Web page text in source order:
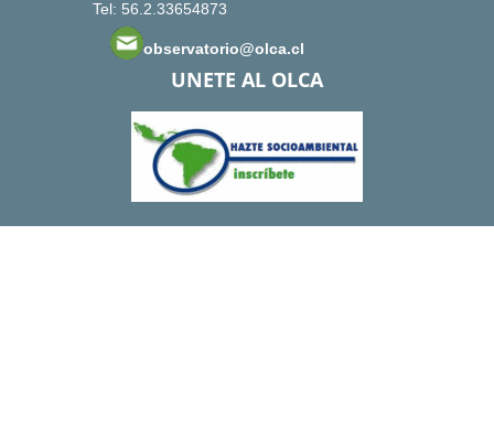
Tel: 56.2.33654873
observatorio@olca.cl
UNETE AL OLCA